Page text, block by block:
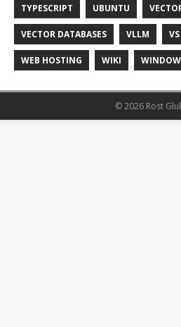
TYPESCRIPT UBUNTU
VECTOR DATABASES VLLM
WEB HOSTING WIKI
© 2026 Rost